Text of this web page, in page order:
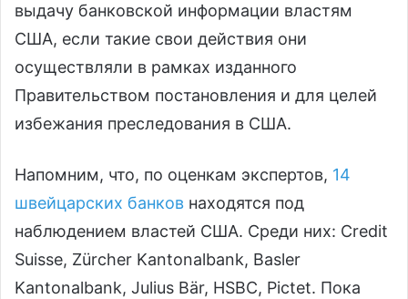
выдачу банковской информации властям
США, если такие свои действия они
осуществляли в рамках изданного
Правительством постановления и для целей
избежания преследования в США.
Напомним, что, по оценкам экспертов, 14
швейцарских банков находятся под
наблюдением властей США. Среди них: Credit
Suisse, Zürcher Kantonalbank, Basler
Kantonalbank, Julius Bär, HSBC, Pictet. Пока